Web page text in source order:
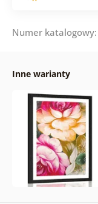
Numer
Inne warianty